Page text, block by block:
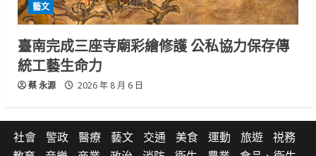
藝文
臺南完成三座寺廟彩繪修護 公私協力保存傳
統工藝生命力
蔡 永源 2026 年 8 月 6 日
社會 警政 醫療 藝文 交通 美食 運動 旅遊
祱務